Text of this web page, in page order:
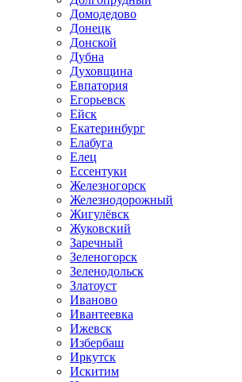
Домодедово
Донецк
Донской
Дубна
Духовщина
Евпатория
Егорьевск
Ейск
Екатеринбург
Елабуга
Елец
Ессентуки
Железногорск
Железнодорожный
Жигулёвск
Жуковский
Заречный
Зеленогорск
Зеленодольск
Златоуст
Иваново
Ивантеевка
Ижевск
Избербаш
Иркутск
Искитим